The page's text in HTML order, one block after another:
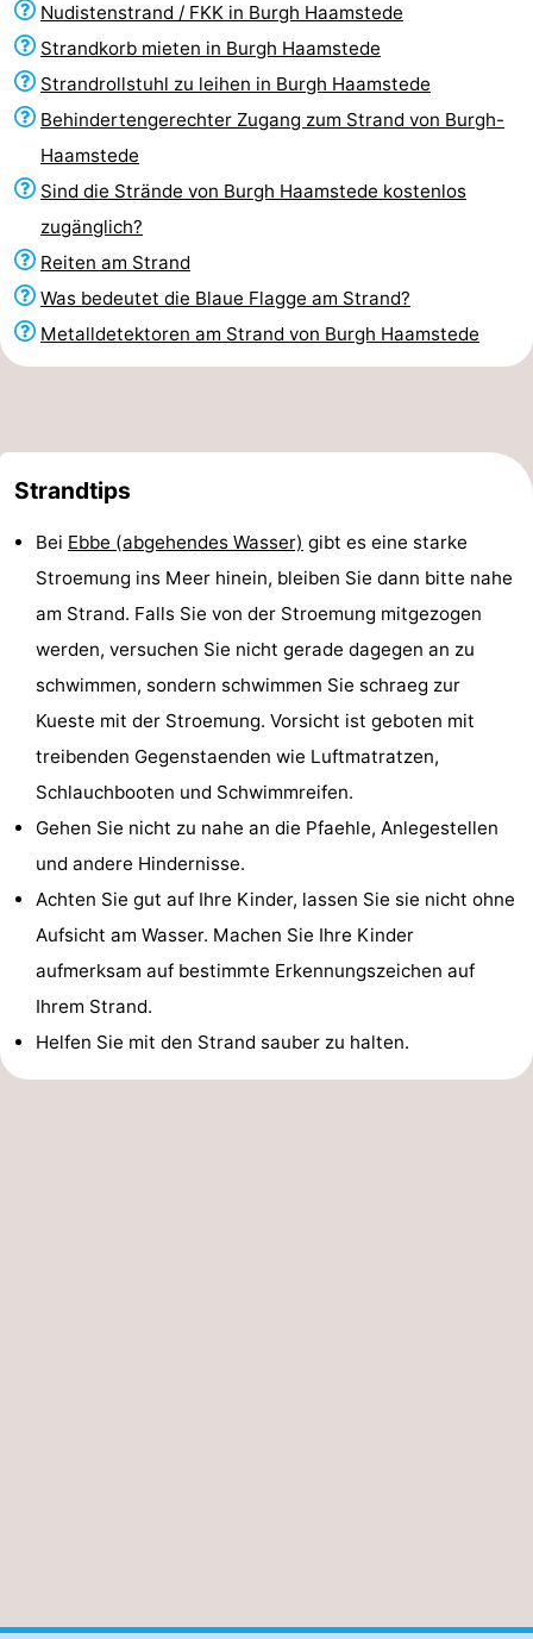
Nudistenstrand / FKK in Burgh Haamstede
Strandkorb mieten in Burgh Haamstede
Strandrollstuhl zu leihen in Burgh Haamstede
Behindertengerechter Zugang zum Strand von Burgh-
Haamstede
Sind die Strände von Burgh Haamstede kostenlos
zugänglich?
Reiten am Strand
Was bedeutet die Blaue Flagge am Strand?
Metalldetektoren am Strand von Burgh Haamstede
Strandtips
Bei Ebbe (abgehendes Wasser) gibt es eine starke
Stroemung ins Meer hinein, bleiben Sie dann bitte nahe
am Strand. Falls Sie von der Stroemung mitgezogen
werden, versuchen Sie nicht gerade dagegen an zu
schwimmen, sondern schwimmen Sie schraeg zur
Kueste mit der Stroemung. Vorsicht ist geboten mit
treibenden Gegenstaenden wie Luftmatratzen,
Schlauchbooten und Schwimmreifen.
Gehen Sie nicht zu nahe an die Pfaehle, Anlegestellen
und andere Hindernisse.
Achten Sie gut auf Ihre Kinder, lassen Sie sie nicht ohne
Aufsicht am Wasser. Machen Sie Ihre Kinder
aufmerksam auf bestimmte Erkennungszeichen auf
Ihrem Strand.
Helfen Sie mit den Strand sauber zu halten.